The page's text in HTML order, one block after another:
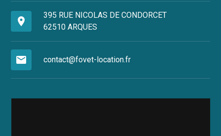
place
395 RUE NICOLAS DE CONDORCET
62510 ARQUES
mail contact@fovet-location.fr